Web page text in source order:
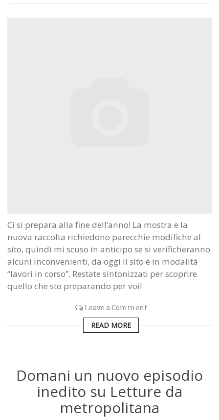
Ci si prepara alla fine dell’anno! La mostra e la
nuova raccolta richiedono parecchie modifiche al
sito, quindi mi scuso in anticipo se si verificheranno
alcuni inconvenienti, da oggi il sito è in modalità
“lavori in corso”. Restate sintonizzati per scoprire
quello che sto preparando per voi!
Leave a Comment
READ MORE
Domani un nuovo episodio
inedito su Letture da
metropolitana